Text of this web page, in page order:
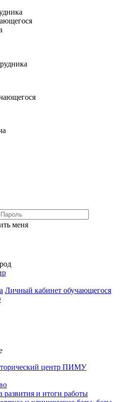
меня
Личный кабинет обучающегося
центр ПИМУ
развития и итоги работы